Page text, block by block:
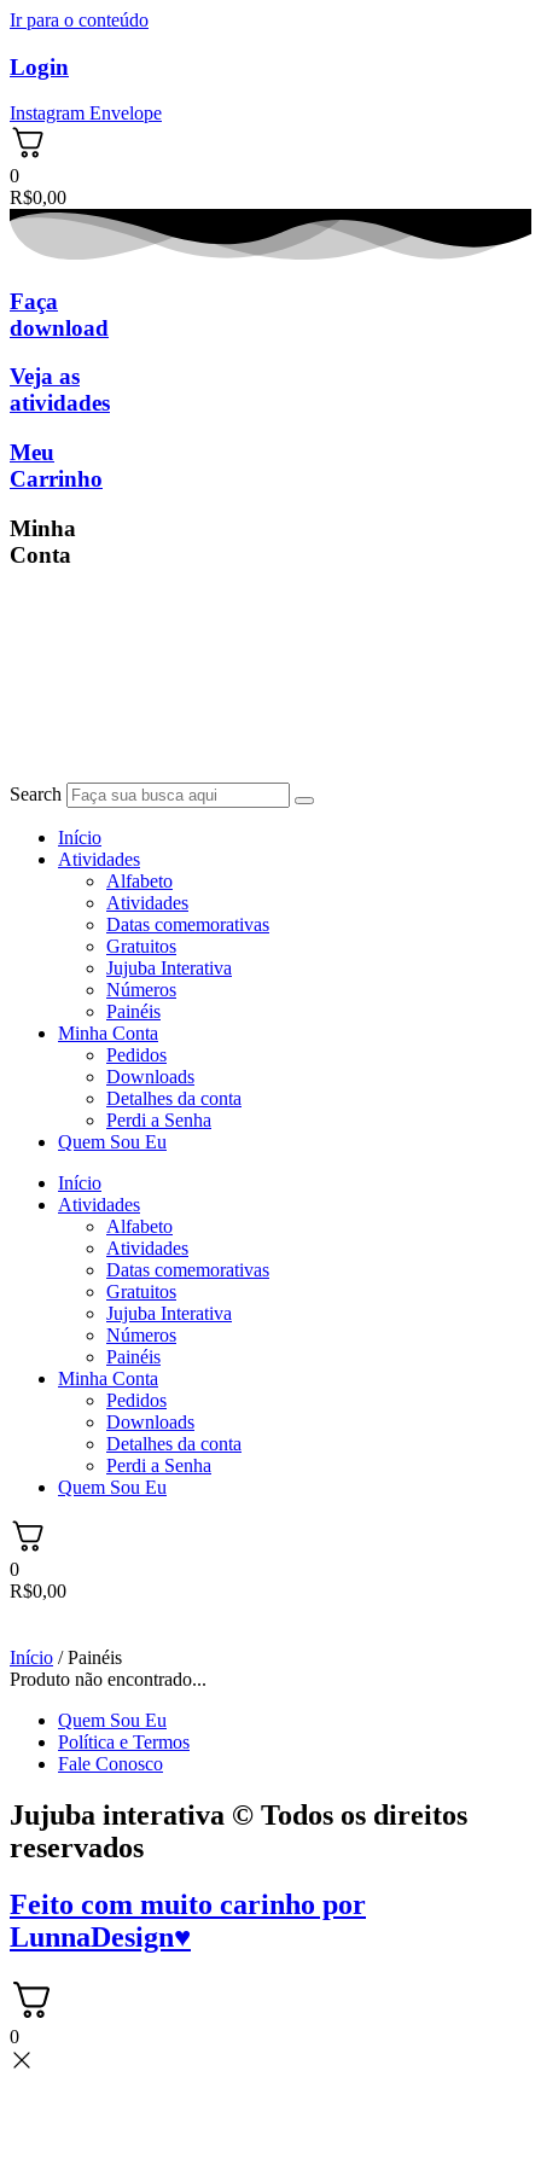
Ir para o conteúdo
Login
Instagram Envelope
0
R$0,00
Faça
download
Veja as
atividades
Meu
Carrinho
Minha
Conta
Search
Início
Atividades
Alfabeto
Atividades
Datas comemorativas
Gratuitos
Jujuba Interativa
Números
Painéis
Minha Conta
Pedidos
Downloads
Detalhes da conta
Perdi a Senha
Quem Sou Eu
Início
Atividades
Alfabeto
Atividades
Datas comemorativas
Gratuitos
Jujuba Interativa
Números
Painéis
Minha Conta
Pedidos
Downloads
Detalhes da conta
Perdi a Senha
Quem Sou Eu
0
R$0,00
Início / Painéis
Produto não encontrado...
Quem Sou Eu
Política e Termos
Fale Conosco
Jujuba interativa © Todos os direitos
reservados
Feito com muito carinho por
LunnaDesign♥
0